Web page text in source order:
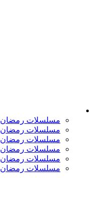
مسلسلات رمضان 2026
مسلسلات رمضان 2025
مسلسلات رمضان 2024
مسلسلات رمضان 2023
مسلسلات رمضان 2022
مسلسلات رمضان 2021